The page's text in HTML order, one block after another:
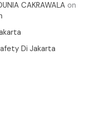
CAKRAWALA on
Di Jakarta